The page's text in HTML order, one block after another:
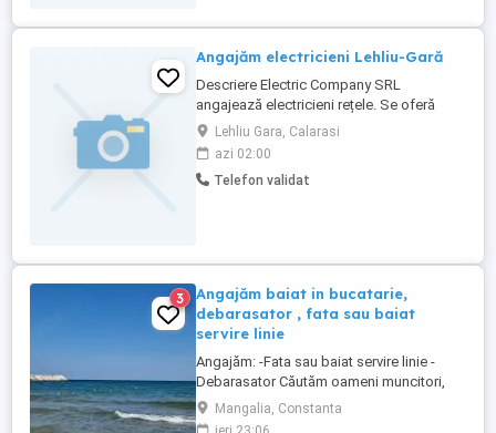
Angajăm electricieni Lehliu-Gară
Descriere Electric Company SRL
angajează electricieni rețele. Se oferă
salarii atractive și alte beneficii.
Lehliu Gara, Calarasi
azi 02:00
Telefon validat
3
Angajăm baiat in bucatarie,
debarasator , fata sau baiat
servire linie
Angajăm: -Fata sau baiat servire linie -
Debarasator Căutăm oameni muncitori,
activi și perspicace, cu simțul umorului și
atitudine pozitivă. Restul se învață Vă rog
Mangalia, Constanta